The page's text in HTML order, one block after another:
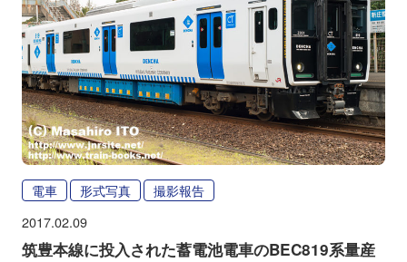
電車 形式写真 撮影報告
2017.02.09
筑豊本線に投入された蓄電池電車のBEC819系量産